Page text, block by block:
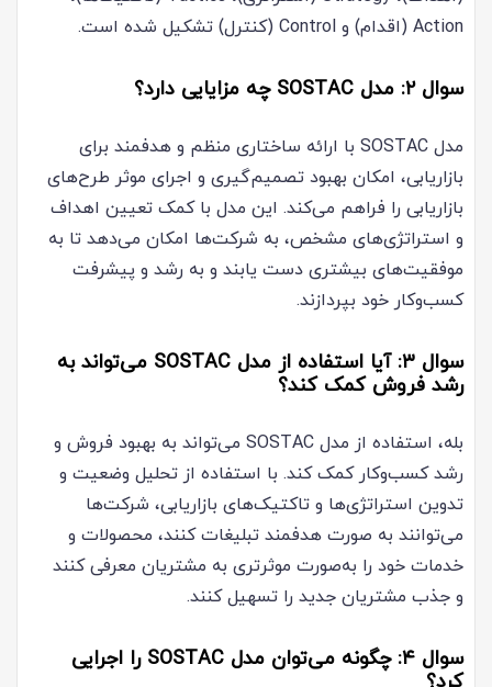
Action (اقدام) و Control (کنترل) تشکیل شده است.
سوال ۲: مدل SOSTAC چه مزایایی دارد؟
مدل SOSTAC با ارائه ساختاری منظم و هدفمند برای
بازاریابی، امکان بهبود تصمیم‌گیری و اجرای موثر طرح‌های
بازاریابی را فراهم می‌کند. این مدل با کمک تعیین اهداف
و استراتژی‌های مشخص، به شرکت‌ها امکان می‌دهد تا به
موفقیت‌های بیشتری دست یابند و به رشد و پیشرفت
کسب‌وکار خود بپردازند.
سوال ۳: آیا استفاده از مدل SOSTAC می‌تواند به
رشد فروش کمک کند؟
بله، استفاده از مدل SOSTAC می‌تواند به بهبود فروش و
رشد کسب‌وکار کمک کند. با استفاده از تحلیل وضعیت و
تدوین استراتژی‌ها و تاکتیک‌های بازاریابی، شرکت‌ها
می‌توانند به صورت هدفمند تبلیغات کنند، محصولات و
خدمات خود را به‌صورت موثرتری به مشتریان معرفی کنند
و جذب مشتریان جدید را تسهیل کنند.
سوال ۴: چگونه می‌توان مدل SOSTAC را اجرایی